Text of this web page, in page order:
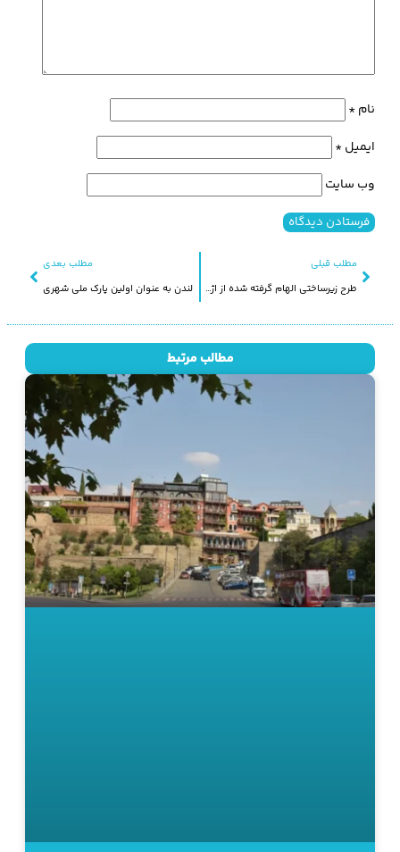
مطلب قبلی
طرح زیرساختی الهام گرفته شده از اژدها برای هنگ کنگ
مطلب بعدی
لندن به عنوان اولین پارک ملی شهری
نام*
ایمیل*
وب‌ سایت
مطالب مرتبط